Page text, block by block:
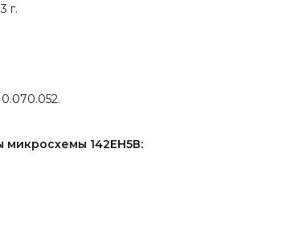
г.
микросхемы 142ЕН5В: